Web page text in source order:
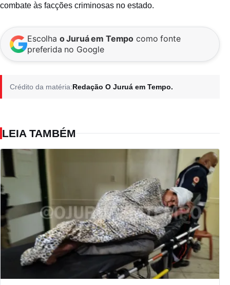
combate às facções criminosas no estado.
Escolha o Juruá em Tempo como fonte
preferida no Google
Crédito da matéria:Redação O Juruá em Tempo.
LEIA TAMBÉM